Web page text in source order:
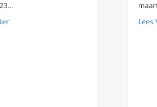
betoond als ‘Ridders voor de Vrijheid’
about Historische beschouwingen over het
Lees